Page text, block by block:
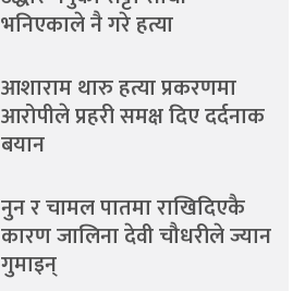
भनिएकाले नै गरे हत्या
आशाराम थारु हत्या प्रकरणमा
आरोपीले प्रहरी समक्ष दिए दर्दनाक
बयान
नुन र चामल पातमा राखिदिएकै
कारण जालिना देवी चौधरीले ज्यान
गुमाइन्